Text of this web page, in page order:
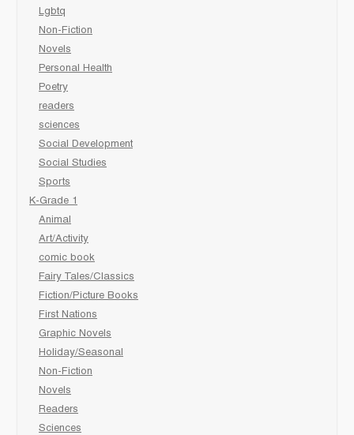
Lgbtq
Non-Fiction
Novels
Personal Health
Poetry
readers
sciences
Social Development
Social Studies
Sports
K-Grade 1
Animal
Art/Activity
comic book
Fairy Tales/Classics
Fiction/Picture Books
First Nations
Graphic Novels
Holiday/Seasonal
Non-Fiction
Novels
Readers
Sciences